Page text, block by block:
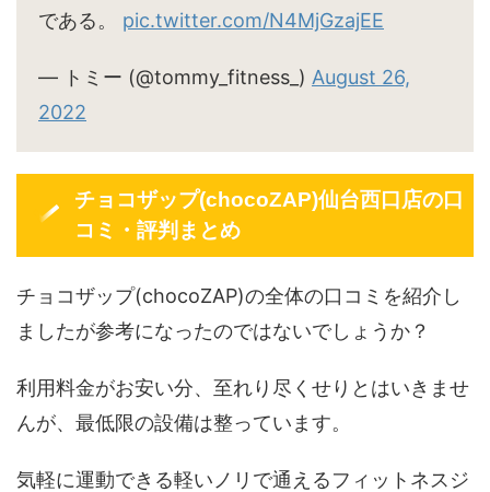
である。 pic.twitter.com/N4MjGzajEE
— トミー (@tommy_fitness_) August 26,
2022
チョコザップ(chocoZAP)仙台西口店の口
コミ・評判まとめ
チョコザップ(chocoZAP)の全体の口コミを紹介し
ましたが参考になったのではないでしょうか？
利用料金がお安い分、至れり尽くせりとはいきませ
んが、最低限の設備は整っています。
気軽に運動できる軽いノリで通えるフィットネスジ